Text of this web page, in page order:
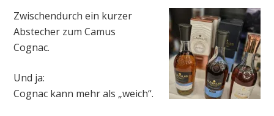
Zwischendurch ein kurzer
Abstecher zum Camus
Cognac.
Und ja:
Cognac kann mehr als „weich“.